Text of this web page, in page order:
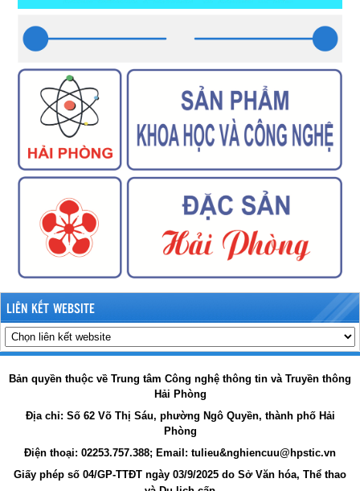
LIÊN KẾT WEBSITE
Bản quyền thuộc về Trung tâm Công nghệ thông tin và Truyền thông
Hải Phòng
Địa chỉ: Số 62 Võ Thị Sáu, phường Ngô Quyền, thành phố Hải
Phòng
Điện thoại: 02253.757.388; Email: tulieu&nghiencuu@hpstic.vn
Giấy phép số 04/GP-TTĐT ngày 03/9/2025 do Sở Văn hóa, Thể thao